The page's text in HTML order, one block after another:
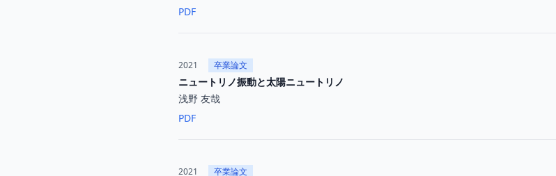
PDF
2021 卒業論文
ニュートリノ振動と太陽ニュートリノ
浅野 友哉
PDF
2021 卒業論文